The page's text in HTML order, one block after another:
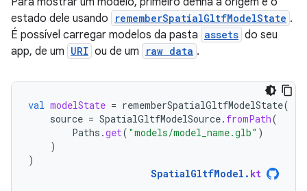
estado dele usando
rememberSpatialGltfModelState .
É possível carregar modelos da pasta assets do seu
app, de um URI ou de um raw data .
val modelState = rememberSpatialGltfModelState(
source = SpatialGltfModelSource. fromPath(
Paths .get( "models/model_name.glb" )
)
)
SpatialGltfModel . kt